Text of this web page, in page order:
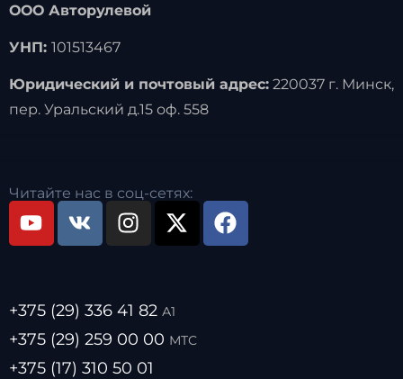
ООО Авторулевой
УНП: 101513467
Юридический и почтовый адрес:220037 г. Минск,
пер. Уральский д.15 оф. 558
Читайте нас в соц-сетях:
+375 (29) 336 41 82 А1
+375 (29) 259 00 00 МТС
+375 (17) 310 50 01